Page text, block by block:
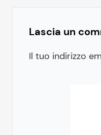
Lascia un
Il tuo indirizzo